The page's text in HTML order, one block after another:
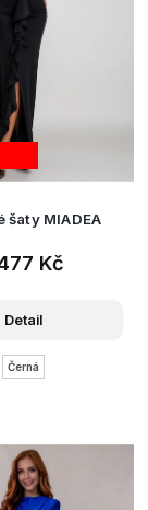
šaty MIADEA
Kč
Detail
Černá